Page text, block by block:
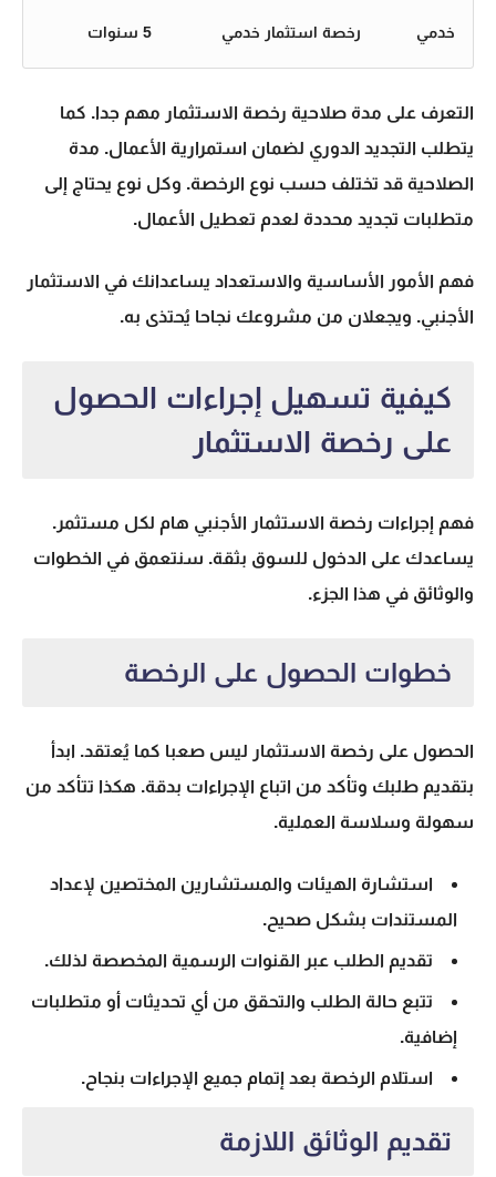
خدمي رخصة استثمار خدمي 5 سنوات
التعرف على مدة صلاحية رخصة الاستثمار مهم جدا. كما
يتطلب التجديد الدوري لضمان استمرارية الأعمال. مدة
الصلاحية قد تختلف حسب نوع الرخصة. وكل نوع يحتاج إلى
متطلبات تجديد محددة لعدم تعطيل الأعمال.
فهم الأمور الأساسية والاستعداد يساعدانك في الاستثمار
الأجنبي. ويجعلان من مشروعك نجاحا يُحتذى به.
كيفية تسهيل إجراءات الحصول
على رخصة الاستثمار
فهم إجراءات رخصة الاستثمار الأجنبي هام لكل مستثمر.
يساعدك على الدخول للسوق بثقة. سنتعمق في الخطوات
والوثائق في هذا الجزء.
خطوات الحصول على الرخصة
الحصول على رخصة الاستثمار ليس صعبا كما يُعتقد. ابدأ
بتقديم طلبك وتأكد من اتباع الإجراءات بدقة. هكذا تتأكد من
سهولة وسلاسة العملية.
استشارة الهيئات والمستشارين المختصين لإعداد
المستندات بشكل صحيح.
تقديم الطلب عبر القنوات الرسمية المخصصة لذلك.
تتبع حالة الطلب والتحقق من أي تحديثات أو متطلبات
إضافية.
استلام الرخصة بعد إتمام جميع الإجراءات بنجاح.
تقديم الوثائق اللازمة